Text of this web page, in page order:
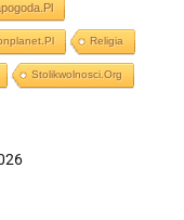
Religia
Stolikwolnosci.org